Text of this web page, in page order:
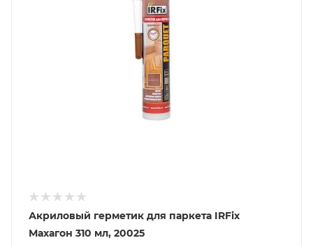
Акриловый герметик для паркета IRFix
Махагон 310 мл, 20025